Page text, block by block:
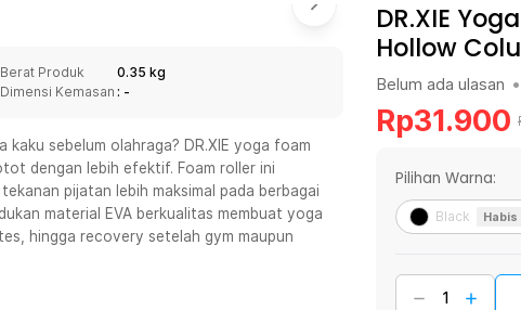
(08:00 - 20:00), Sabtu - Minggu/ Libur Nasional (08:00 - 17:00) Selengkapnya
Sabtu (09:00-20:00), Minggu/Libur Nasional (12:00-20:00), Tutup pada Idul Fitri
Sabtu (09:00-20:00), Minggu/Libur Nasional (12:00-20:00), Tutup pada Idul Fitri
- Jumat (07:00 - 20:00), Sabtu - Minggu (08:00 - 20:00), Tutup pada Idul Fitri
(08:00 - 20:00), Sabtu - Minggu/ Libur Nasional (08:00 - 17:00)
Selengkapnya
Berat Produk
0.35 kg
Dimensi Kemasan : -
sebelum olahraga? DR.XIE yoga foam
dengan lebih efektif. Foam roller ini
pijatan lebih maksimal pada berbagai
material EVA berkualitas membuat yoga
hingga recovery setelah gym maupun
DR.XIE
Hollow
Belum ada ulasan •
Rp31.900
Pilihan Warna:
Black Habis